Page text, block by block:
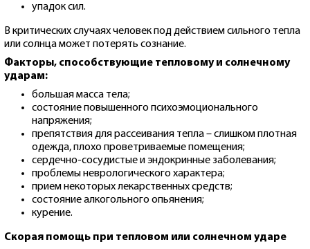
упадок сил.
В критических случаях человек под действием сильного тепла
или солнца может потерять сознание.
Факторы, способствующие тепловому и солнечному
ударам:
большая масса тела;
состояние повышенного психоэмоционального
напряжения;
препятствия для рассеивания тепла – слишком плотная
одежда, плохо проветриваемые помещения;
сердечно-сосудистые и эндокринные заболевания;
проблемы неврологического характера;
прием некоторых лекарственных средств;
состояние алкогольного опьянения;
курение.
Скорая помощь при тепловом или солнечном ударе